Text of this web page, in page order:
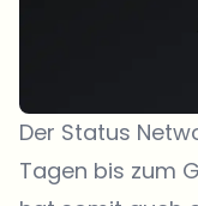
Der Status
Tagen bis zum